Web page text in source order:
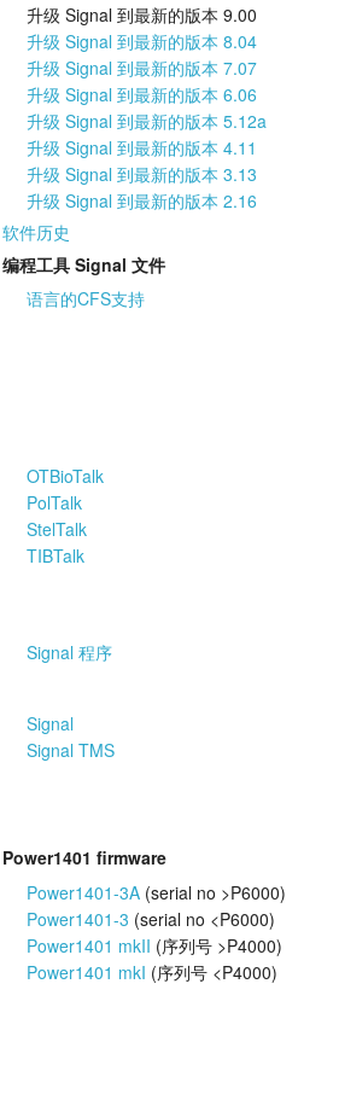
升级 Signal 到最新的版本 9.00
升级 Signal 到最新的版本 8.04
升级 Signal 到最新的版本 7.07
升级 Signal 到最新的版本 6.06
升级 Signal 到最新的版本 5.12a
升级 Signal 到最新的版本 4.11
升级 Signal 到最新的版本 3.13
升级 Signal 到最新的版本 2.16
软件历史
编程工具 Signal 文件
语言的CFS支持
OTBioTalk
PolTalk
StelTalk
TIBTalk
Signal 程序
Signal
Signal TMS
Power1401 firmware
Power1401-3A(serial no >P6000)
Power1401-3 (serial no <P6000)
Power1401 mkII (序列号 >P4000)
Power1401 mkI (序列号 <P4000)